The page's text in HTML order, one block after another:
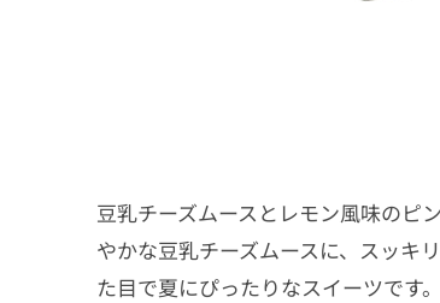
豆乳チーズムースとレモン風味のピ
やかな豆乳チーズムースに、スッキ
た目で夏にぴったりなスイーツです。